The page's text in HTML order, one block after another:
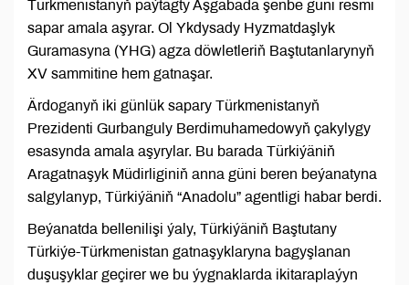
Türkmenistanyň paýtagty Aşgabada şenbe güni resmi
sapar amala aşyrar. Ol Ykdysady Hyzmatdaşlyk
Guramasyna (YHG) agza döwletleriň Baştutanlarynyň
XV sammitine hem gatnaşar.
Ärdoganyň iki günlük sapary Türkmenistanyň
Prezidenti Gurbanguly Berdimuhamedowyň çakylygy
esasynda amala aşyrylar. Bu barada Türkiýäniň
Aragatnaşyk Müdirliginiň anna güni beren beýanatyna
salgylanyp, Türkiýäniň “Anadolu” agentligi habar berdi.
Beýanatda bellenilişi ýaly, Türkiýäniň Baştutany
Türkiýe-Türkmenistan gatnaşyklaryna bagyşlanan
duşuşyklar geçirer we bu ýygnaklarda ikitaraplaýyn